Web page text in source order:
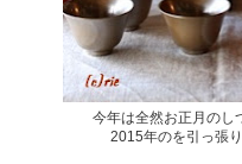
今年は全然お正月のし
2015年のを引っ張